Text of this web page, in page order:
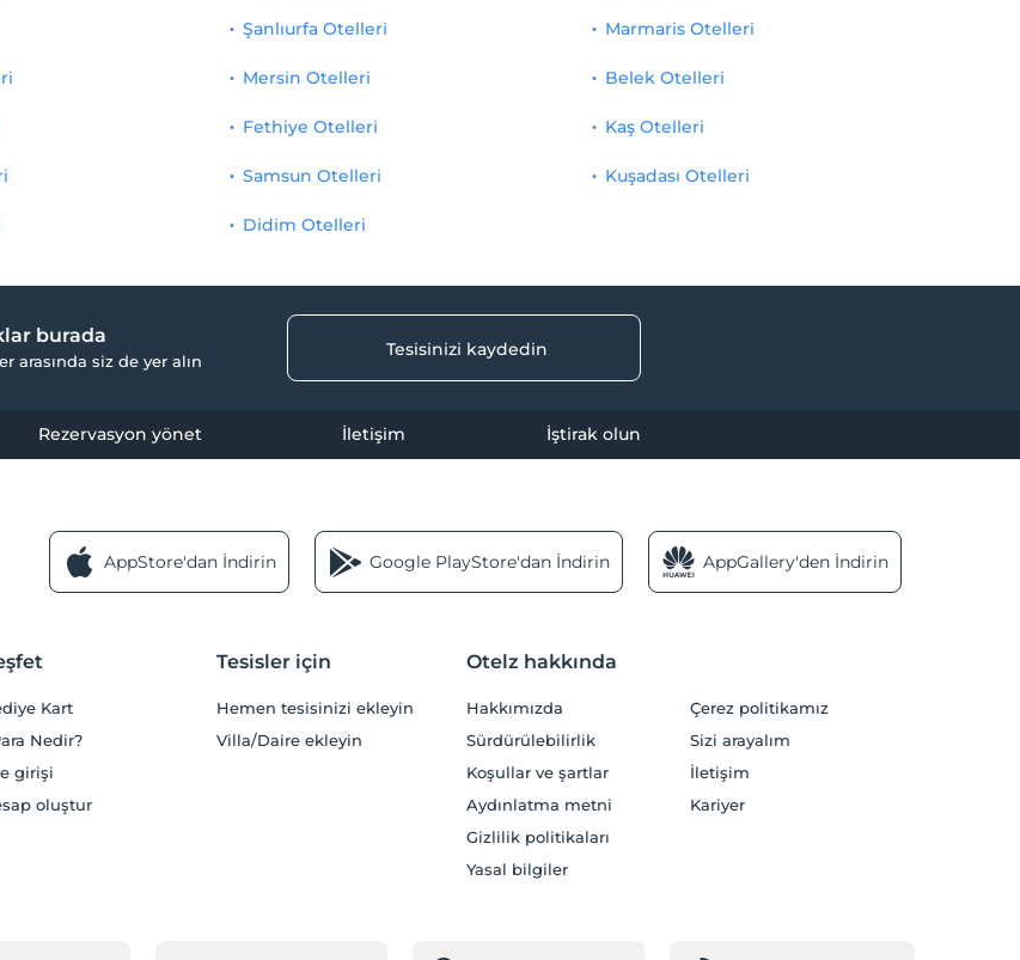
Şanlıurfa Otelleri
Mersin Otelleri
Fethiye Otelleri
Samsun Otelleri
Didim Otelleri
Marmaris Otelleri
Belek Otelleri
Kaş Otelleri
Kuşadası Otelleri
burada
arasında siz de yer alın
Tesisinizi kaydedin
Rezervasyon yönet İletişim İştirak olun
AppStore'dan İndirin Google PlayStore'dan İndirin AppGallery'den İndirin
Kart
Nedir?
girişi
oluştur
Tesisler için
Hemen tesisinizi ekleyin
Villa/Daire ekleyin
Otelz hakkında
Hakkımızda
Sürdürülebilirlik
Koşullar ve şartlar
Aydınlatma metni
Gizlilik politikaları
Yasal bilgiler
Çerez politikamız
Sizi arayalım
İletişim
Kariyer